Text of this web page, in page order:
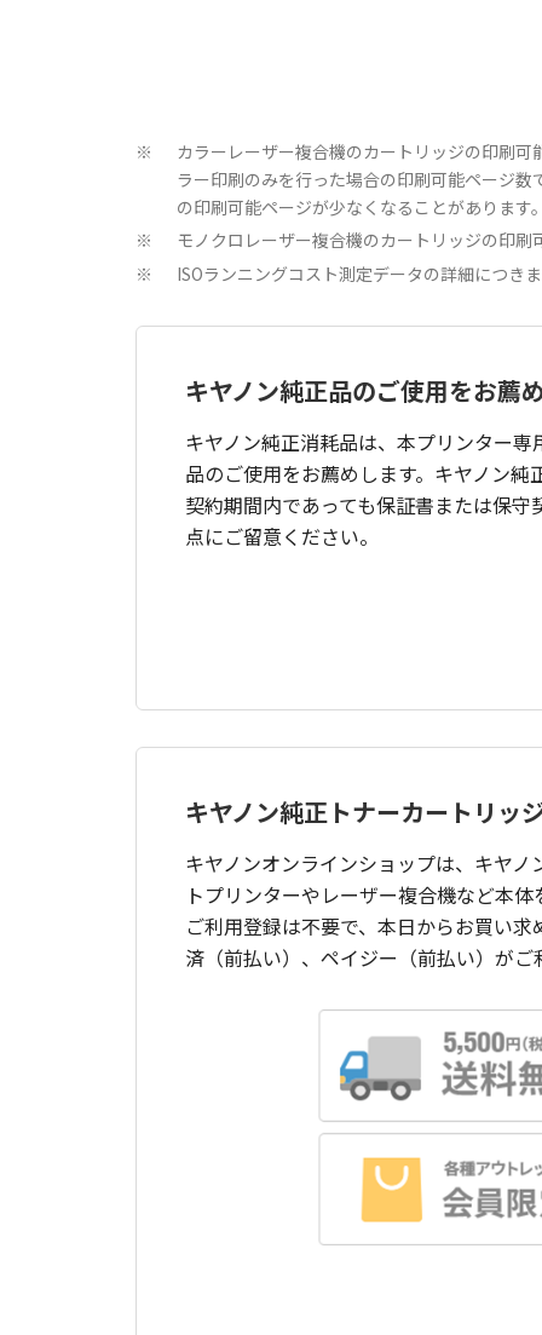
※
カラーレーザー複合機のカートリッジの印刷
ラー印刷のみを行った場合の印刷可能ページ
の印刷可能ページが少なくなることがありま
※ モノクロレーザー複合機のカートリッジの印
※ ISOランニングコスト測定データの詳細につき
キヤノン純正品のご使用をお薦
キヤノン純正消耗品は、本プリンター
品のご使用をお薦めします。キヤノン
契約期間内であっても保証書または保
点にご留意ください。
キヤノン純正トナーカートリッ
キヤノンオンラインショップは、キヤ
トプリンターやレーザー複合機など本
ご利用登録は不要で、本日からお買い
済（前払い）、ペイジー（前払い）がご